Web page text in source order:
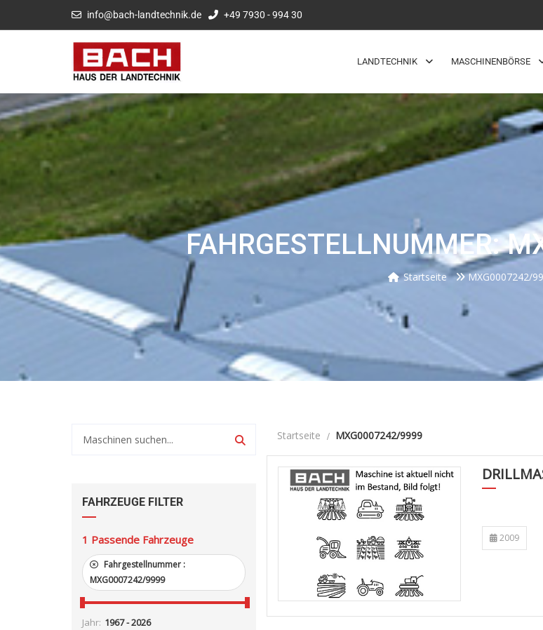
info@bach-landtechnik.de +49 7930 - 994 30
LANDTECHNIK MASCHINENBÖRSE
FAHRGESTELLNUMMER:
Startseite MXG0007242/
FAHRZEUGE FILTER
1 Passende Fahrzeuge
Fahrgestellnummer :
MXG0007242/9999
Jahr:
Startseite MXG0007242/9999
2009